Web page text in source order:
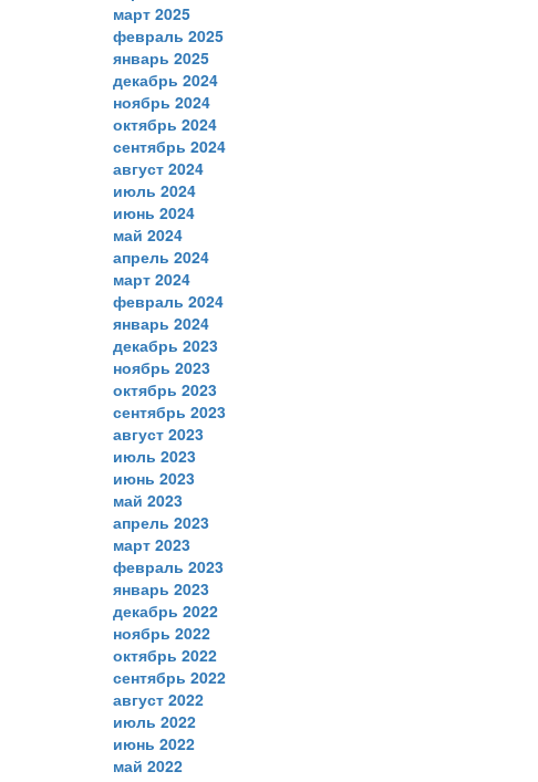
март 2025
февраль 2025
январь 2025
декабрь 2024
ноябрь 2024
октябрь 2024
сентябрь 2024
август 2024
июль 2024
июнь 2024
май 2024
апрель 2024
март 2024
февраль 2024
январь 2024
декабрь 2023
ноябрь 2023
октябрь 2023
сентябрь 2023
август 2023
июль 2023
июнь 2023
май 2023
апрель 2023
март 2023
февраль 2023
январь 2023
декабрь 2022
ноябрь 2022
октябрь 2022
сентябрь 2022
август 2022
июль 2022
июнь 2022
май 2022